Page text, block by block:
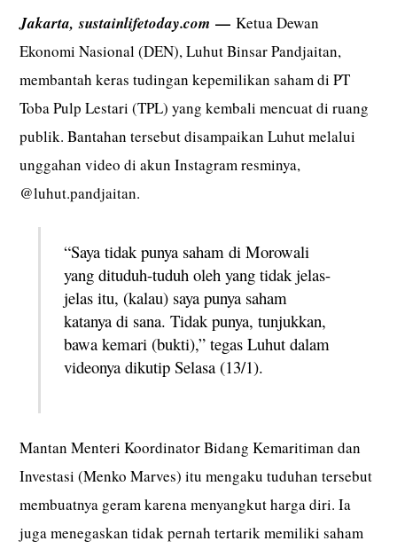
Jakarta,sustainlifetoday.com— Ketua Dewan
Ekonomi Nasional (DEN), Luhut Binsar Pandjaitan,
membantah keras tudingan kepemilikan saham di PT
Toba Pulp Lestari (TPL) yang kembali mencuat di ruang
publik. Bantahan tersebut disampaikan Luhut melalui
unggahan video di akun Instagram resminya,
@luhut.pandjaitan.
“Saya tidak punya saham di Morowali
yang dituduh-tuduh oleh yang tidak jelas-
jelas itu, (kalau) saya punya saham
katanya di sana. Tidak punya, tunjukkan,
bawa kemari (bukti),” tegas Luhut dalam
videonyadikutip Selasa (13/1).
Mantan Menteri Koordinator Bidang Kemaritiman dan
Investasi (Menko Marves) itu mengaku tuduhan tersebut
membuatnya geram karena menyangkut harga diri. Ia
juga menegaskan tidak pernah tertarik memiliki saham